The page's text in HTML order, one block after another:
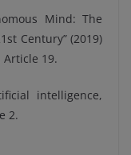
Mind: The
Century” (2019)
Article 19.
intelligence,
2.